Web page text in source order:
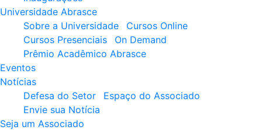
Universidade Abrasce
Sobre a Universidade
Cursos Online
Cursos Presenciais
On Demand
Prêmio Acadêmico Abrasce
Eventos
Notícias
Defesa do Setor
Espaço do Associado
Envie sua Notícia
Seja um Associado